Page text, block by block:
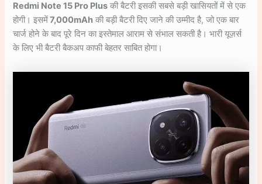
Redmi Note 15 Pro Plus की बैटरी इसकी सबसे बड़ी खासियतों में से एक
होगी। इसमें7,000mAh की बड़ी बैटरी दिए जाने की उम्मीद है, जो एक बार
चार्ज होने के बाद पूरे दिन का इस्तेमाल आराम से संभाल सकती है। भारी यूज़र्स
के लिए भी बैटरी बैकअप काफी बेहतर साबित होगा।